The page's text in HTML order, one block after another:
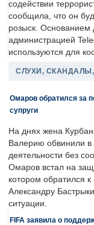
содействии
сообщила, что он
розыск. Основанием
администрацией
используются для
СЛУХИ,
Омаров обратился за
супруги
На днях жена
Валерию обвинили в
деятельности без
Омаров встал на
котором обратился
Александру
ситуации.
FIFA заявила о